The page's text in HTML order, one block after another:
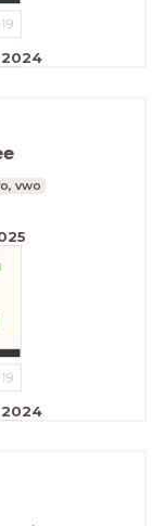
is
van een
norming,
vwo